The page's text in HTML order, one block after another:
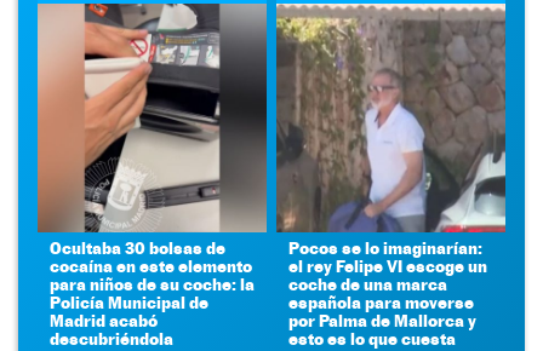
Ocultaba 30 bolsas de
cocaína en este elemento
para niños de su coche: la
Policía Municipal de
Madrid acabó
descubriéndola
Pocos se lo imaginarían:
el rey Felipe VI escoge un
coche de una marca
española para moverse
por Palma de Mallorca y
esto es lo que cuesta